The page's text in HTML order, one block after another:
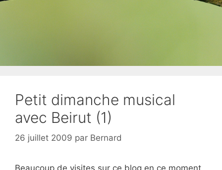
Petit dimanche musical
avec Beirut (1)
26 juillet 2009 par Bernard
Beaucoup de visites sur ce blog en ce moment